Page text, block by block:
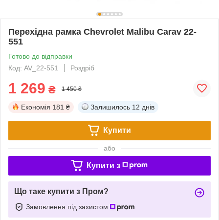
Перехідна рамка Chevrolet Malibu Carav 22-
551
Готово до відправки
Код: AV_22-551
Роздріб
1 269 ₴ 1 450 ₴
Економія 181 ₴ Залишилось 12 днів
Купити
або
Купити з
Що таке купити з Пром?
Замовлення під захистом